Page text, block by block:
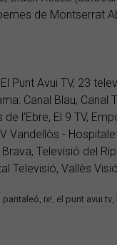
de Montserrat
Punt Avui TV, 23
Canal Blau, Canal
l'Ebre, El 9 TV,
Vandellòs -
Televisió del
Televisió, Vallès
pantaleó ix! el punt avui tv